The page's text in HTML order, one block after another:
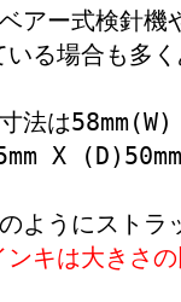
アー式検針機
いる場合も多
法は
X
ようにストラ
ンキは大きさ